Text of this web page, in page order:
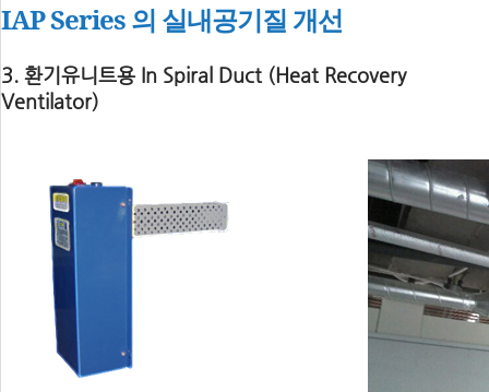
IAP Series 의 실내공기질 개선
3. 환기유니트용 In Spiral Duct (Heat Recovery
Ventilator)